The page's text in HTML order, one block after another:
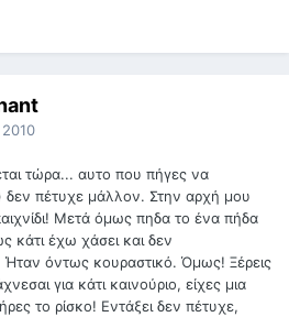
τώρα... αυτο που πήγες να
δεν πέτυχε μάλλον. Στην αρχή μου
Μετά όμως πηδα το ένα πήδα
κάτι έχω χάσει και δεν
όντως κουραστικό. Όμως! Ξέρεις
για κάτι καινούριο, είχες μια
το ρίσκο! Εντάξει δεν πέτυχε,